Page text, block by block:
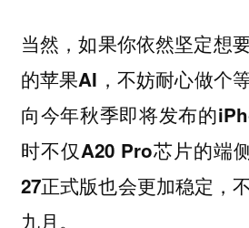
当然，如果你依然坚定想
的苹果AI，不妨耐心做个
向今年秋季即将发布的
时不仅A20 Pro芯片的端
27正式版也会更加稳定，
九月。